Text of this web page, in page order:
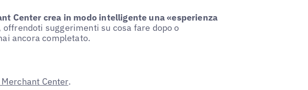
Center crea in modo intelligente una «esperienza
offrendoti suggerimenti su cosa fare dopo o
ancora completato.
Center.